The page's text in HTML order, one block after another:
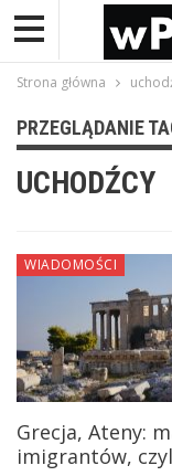
Strona główna
PRZEGLĄDANIE
UCHODŹCY
WIADOMOŚCI
Grecja, Ateny:
imigrantów,